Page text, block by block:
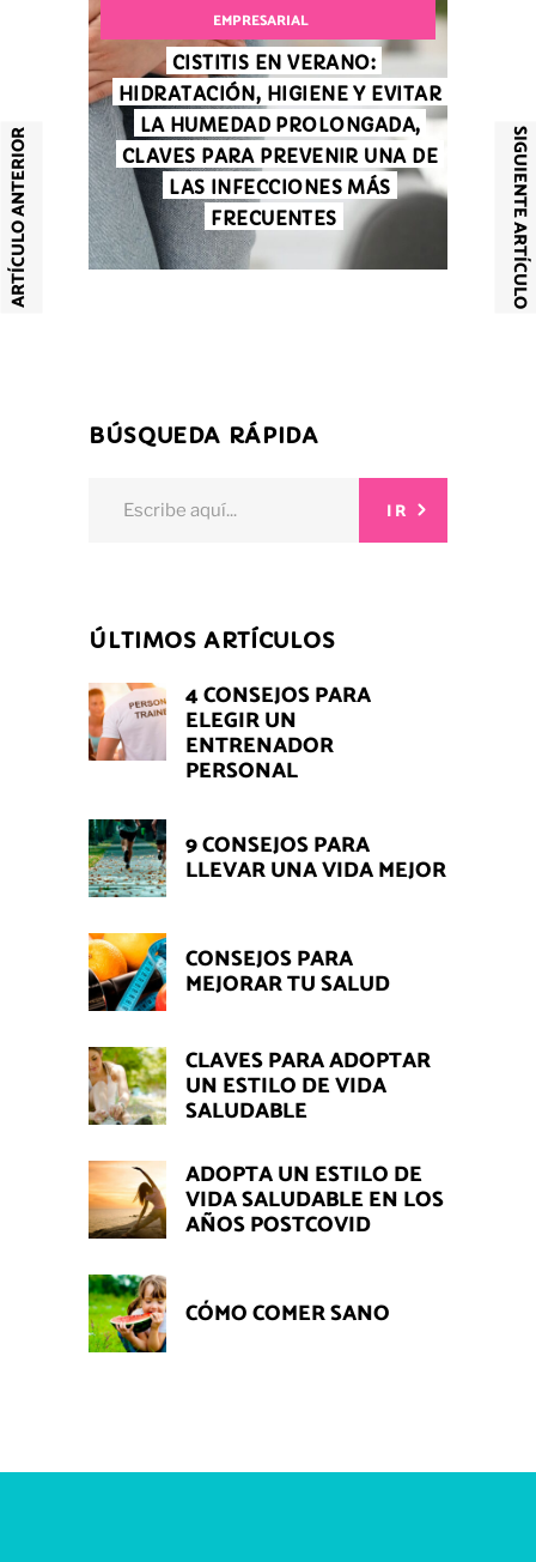
ARTÍCULO ANTERIOR SIGUIENTE ARTÍCULO
EMPRESARIAL
CISTITIS EN VERANO:
HIDRATACIÓN, HIGIENE Y EVITAR
LA HUMEDAD PROLONGADA,
CLAVES PARA PREVENIR UNA DE
LAS INFECCIONES MÁS
FRECUENTES
BÚSQUEDA RÁPIDA
IR
ÚLTIMOS ARTÍCULOS
4 CONSEJOS PARA
ELEGIR UN
ENTRENADOR
PERSONAL
9 CONSEJOS PARA
LLEVAR UNA VIDA MEJOR
CONSEJOS PARA
MEJORAR TU SALUD
CLAVES PARA ADOPTAR
UN ESTILO DE VIDA
SALUDABLE
ADOPTA UN ESTILO DE
VIDA SALUDABLE EN LOS
AÑOS POSTCOVID
CÓMO COMER SANO